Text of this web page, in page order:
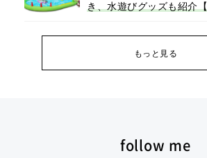
き、水遊びグッズも紹介【
もっと見る
follow me